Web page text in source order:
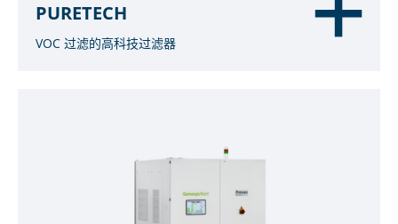
PURETECH
VOC 过滤的高科技过滤器